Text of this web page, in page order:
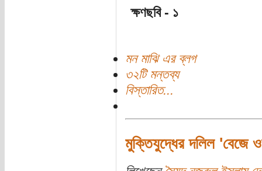
ক্ষণছবি - ১
মন মাঝি এর ব্লগ
৩২টি মন্তব্য
বিস্তারিত...
মুক্তিযুদ্ধের দলিল 'বেজে